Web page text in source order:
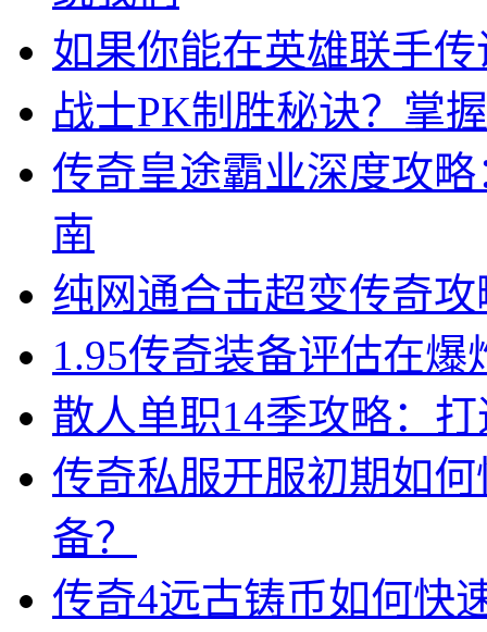
如果你能在英雄联手
战士PK制胜秘诀？掌
传奇皇途霸业深度攻
南
纯网通合击超变传奇
1.95传奇装备评估在
散人单职14季攻略：
传奇私服开服初期如
备？
传奇4远古铸币如何快